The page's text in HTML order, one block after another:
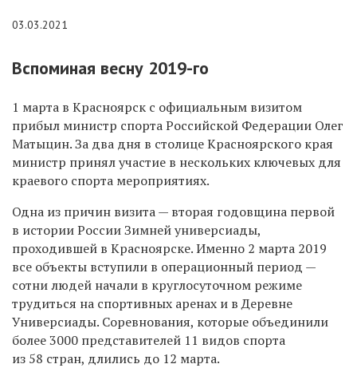
03.03.2021
Вспоминая весну 2019-го
1 марта в Красноярск с официальным визитом
прибыл министр спорта Российской Федерации Олег
Матыцин. За два дня в столице Красноярского края
министр принял участие в нескольких ключевых для
краевого спорта мероприятиях.
Одна из причин визита — вторая годовщина первой
в истории России Зимней универсиады,
проходившей в Красноярске. Именно 2 марта 2019
все объекты вступили в операционный период —
сотни людей начали в круглосуточном режиме
трудиться на спортивных аренах и в Деревне
Универсиады. Соревнования, которые объединили
более 3000 представителей 11 видов спорта
из 58 стран, длились до 12 марта.